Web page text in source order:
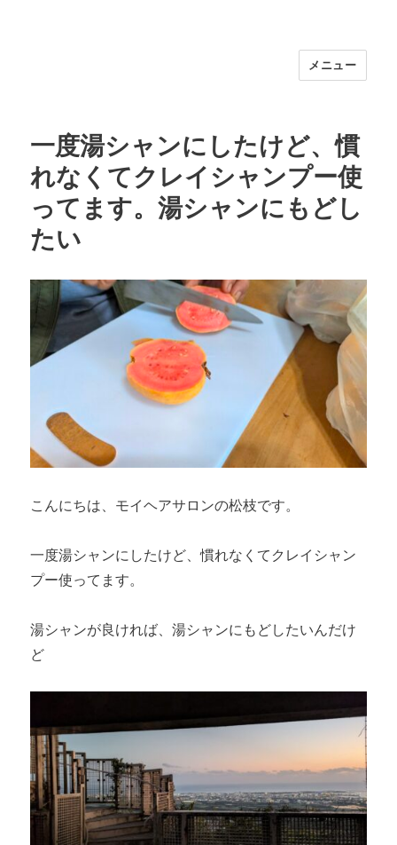
福岡｜天神/今泉/薬院の美容室｜moi
30代からの大人の本気ケアサロン｜オ
フィシャルサイト｜福岡天神エリアで
早朝7時から深夜24時まで営業｜天然
100％ハナヘナ｜湯シャン｜
メニュー
一度湯シャンにしたけど、慣
れなくてクレイシャンプー使
ってます。湯シャンにもどし
たい
こんにちは、モイヘアサロンの松枝です。
一度湯シャンにしたけど、慣れなくてクレイシャン
プー使ってます。
湯シャンが良ければ、湯シャンにもどしたいんだけ
ど